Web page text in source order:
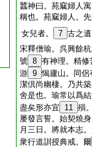
蠶神曰。苑窳婦人
稱也。苑窳婦人。
女兒者。
7 古之
宋釋僧瑜。呉興餘
號 8 有神理。精修
游 9 愒廬山。同侶
潔倶尚幽棲。乃共
舍是也。瑜常以爲
盡矣形亦宜
11 殞
屡發言誓。始契燒
月三日。將就本志
衆行道訓授典戒。爾